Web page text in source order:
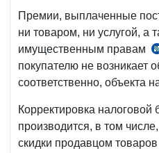
Премии, выплаченные
ни товаром, ни услугой, а
имущественным правам
покупателю не возникает
соответственно, объекта
Корректировка
производится, в том
скидки продавцом товаров